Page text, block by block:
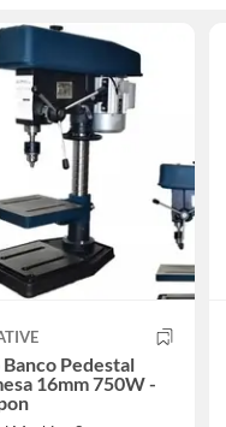
Pedestal
16mm 750W -